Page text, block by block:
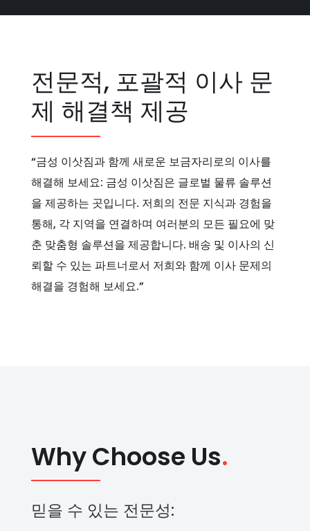
전문적, 포괄적 이사 문
제 해결책 제공
“금성 이삿짐과 함께 새로운 보금자리로의 이사를
해결해 보세요: 금성 이삿짐은 글로벌 물류 솔루션
을 제공하는 곳입니다. 저희의 전문 지식과 경험을
통해, 각 지역을 연결하며 여러분의 모든 필요에 맞
춘 맞춤형 솔루션을 제공합니다. 배송 및 이사의 신
뢰할 수 있는 파트너로서 저희와 함께 이사 문제의
해결을 경험해 보세요.”
Why Choose Us.
믿을 수 있는 전문성: